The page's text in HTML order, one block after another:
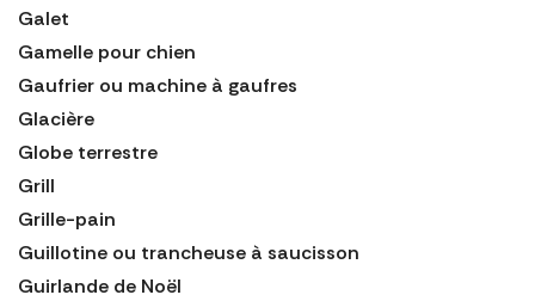
Galet
Gamelle pour chien
Gaufrier ou machine à gaufres
Glacière
Globe terrestre
Grill
Grille-pain
Guillotine ou trancheuse à saucisson
Guirlande de Noël